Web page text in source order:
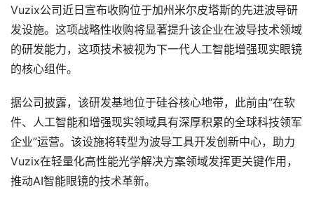
页
Vuzix公司近日宣布收购位于加州米尔皮塔斯的先进波导研
发设施。这项战略性收购将显著提升该企业在波导技术领域
的研发能力，这项技术被视为下一代人工智能增强现实眼镜
的核心组件。
据公司披露，该研发基地位于硅谷核心地带，此前由”在软
件、人工智能和增强现实领域具有深厚积累的全球科技领军
企业”运营。该设施将转型为波导工具开发创新中心，助力
Vuzix在轻量化高性能光学解决方案领域发挥更关键作用，
推动AI智能眼镜的技术革新。